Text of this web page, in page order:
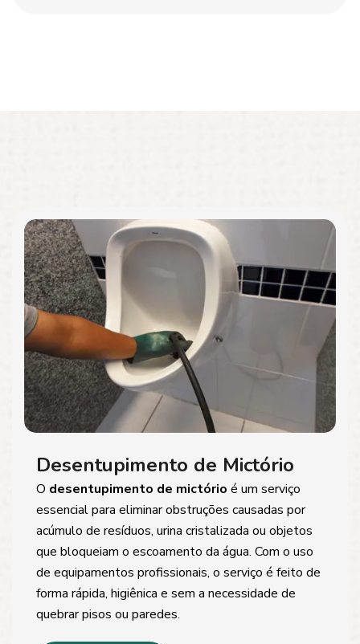
Desentupimento de Mictório
O desentupimento de mictório é um serviço
essencial para eliminar obstruções causadas por
acúmulo de resíduos, urina cristalizada ou objetos
que bloqueiam o escoamento da água. Com o uso
de equipamentos profissionais, o serviço é feito de
forma rápida, higiênica e sem a necessidade de
quebrar pisos ou paredes.